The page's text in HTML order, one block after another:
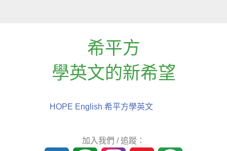
希平方
學英文的新希望
HOPE English 希平方學英文
加入我們 / 追蹤：